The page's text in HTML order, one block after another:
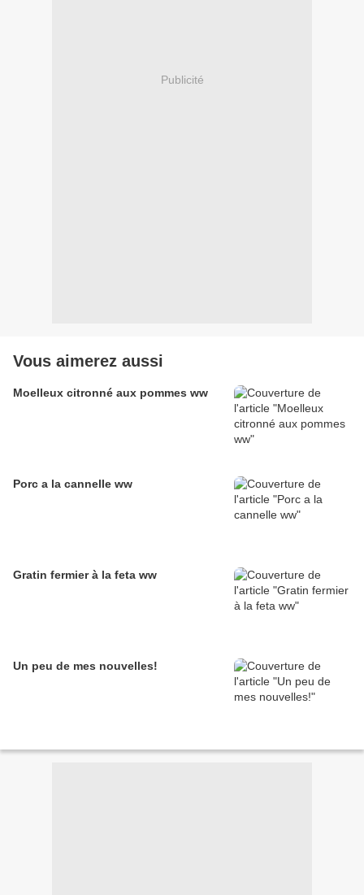
Publicité
Vous aimerez aussi
Moelleux citronné aux pommes ww
Porc a la cannelle ww
Gratin fermier à la feta ww
Un peu de mes nouvelles!